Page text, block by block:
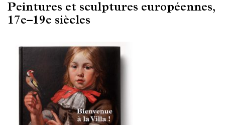
Peintures et sculptures européennes,
17e–19e siècles